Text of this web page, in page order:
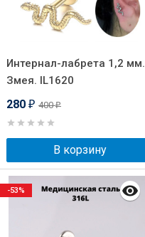
Интернал-лабрета 1,2 мм.
Змея. IL1620
280 ₽ 400₽
В корзину
-53%